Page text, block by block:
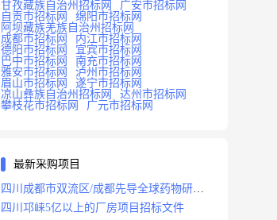
甘孜藏族自治州招标网
广安市招标网
自贡市招标网
绵阳市招标网
阿坝藏族羌族自治州招标网
成都市招标网
内江市招标网
德阳市招标网
宜宾市招标网
巴中市招标网
南充市招标网
雅安市招标网
泸州市招标网
眉山市招标网
遂宁市招标网
凉山彝族自治州招标网
达州市招标网
攀枝花市招标网
广元市招标网
最新采购项目
四川成都市双流区/成都先导全球药物研发
生产基地(一期)(dj)项目招标标段
四川邛崃5亿以上的厂房项目招标文件